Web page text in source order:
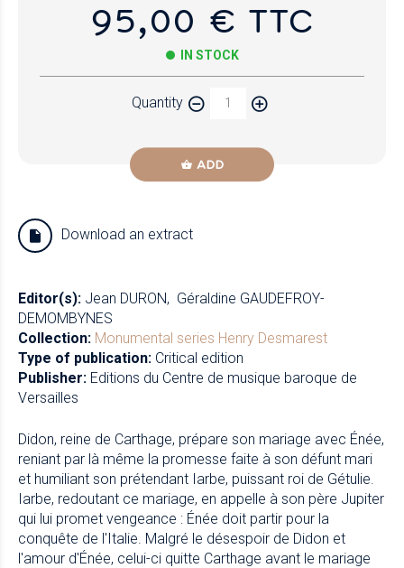
95,00 € TTC
IN STOCK
Quantity
ADD
Download an extract
Editor(s): Jean DURON
Géraldine GAUDEFROY-
DEMOMBYNES
Collection: Monumental series Henry Desmarest
Type of publication: Critical edition
Publisher: Editions du Centre de musique baroque de
Versailles
Didon, reine de Carthage, prépare son mariage avec Énée,
reniant par là même la promesse faite à son défunt mari
et humiliant son prétendant Iarbe, puissant roi de Gétulie.
Iarbe, redoutant ce mariage, en appelle à son père Jupiter
qui lui promet vengeance : Énée doit partir pour la
conquête de l'Italie. Malgré le désespoir de Didon et
l'amour d'Énée, celui-ci quitte Carthage avant le mariage